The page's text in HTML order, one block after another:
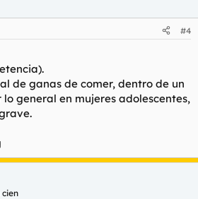
#4
de ganas de comer, dentro de un
general en mujeres adolescentes,